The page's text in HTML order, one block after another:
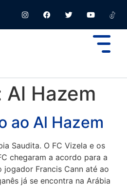
Al Hazem
ao Al Hazem
Saudita. O FC Vizela e os
chegaram a acordo para a
Francis Cann até ao
já se encontra na Arábia